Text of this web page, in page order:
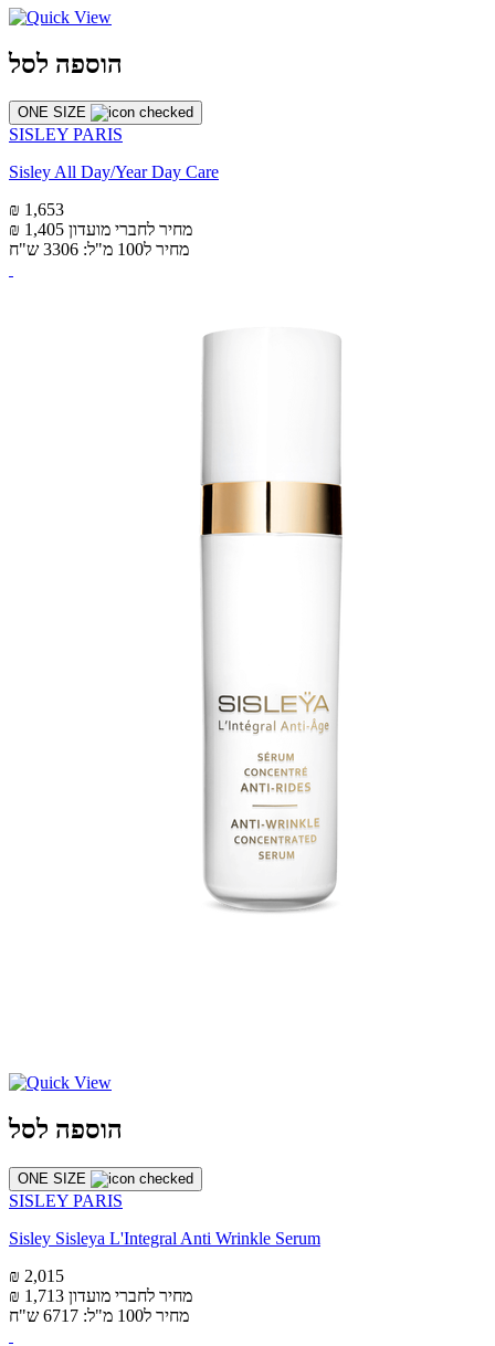
הוספה לסל
ONE SIZE
SISLEY PARIS
Sisley All Day/Year Day Care
₪ 1,653
₪ 1,405 מחיר לחברי מועדון
מחיר ל100 מ"ל: 3306 ש"ח
הוספה לסל
ONE SIZE
SISLEY PARIS
Sisley Sisleya L'Integral Anti Wrinkle Serum
₪ 2,015
₪ 1,713 מחיר לחברי מועדון
מחיר ל100 מ"ל: 6717 ש"ח